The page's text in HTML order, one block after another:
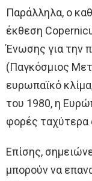
Παράλληλα, ο
έκθεση
Ένωσης για την
(Παγκόσμιος
ευρωπαϊκό
του 1980, η
φορές ταχύτερα
Επίσης,
μπορούν να